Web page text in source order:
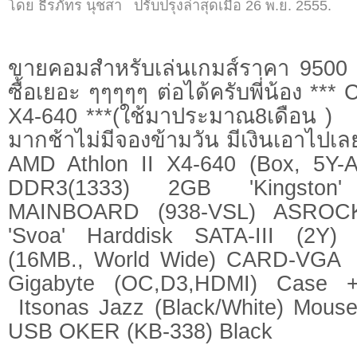
โดย ธีรภัทร นุชสา ปรับปรุงล่าสุดเมื่อ 26 พ.ย. 2555.
ขายคอมสำหรับเล่นเกมส์ราคา 9500
ซื้อเยอะ ๆๆๆๆๆ ต่อได้ครับพี่น้อง ***
X4-640 ***(ใช้มาประมาณ8เดือน )
มากช้าไม่มีจองข้ามวัน มีเงินเอาไป
AMD Athlon II X4-640 (Box, 5Y-
DDR3(1333) 2GB 'Kingston'
MAINBOARD (938-VSL)
'Svoa' Harddisk SATA-III (2Y)
(16MB., World Wide) CARD-
Gigabyte (OC,D3,HDMI)
Itsonas Jazz (Black/White)
USB OKER (KB-338) Black